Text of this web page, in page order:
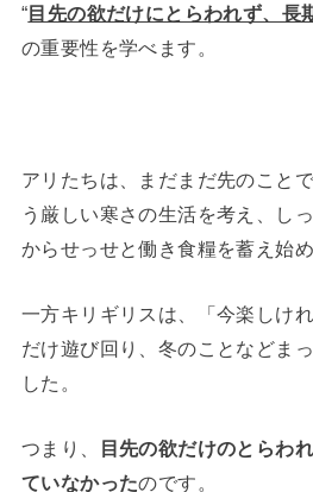
“目先の欲だけにとらわれず、長
の重要性を学べます。
アリたちは、まだまだ先のこと
う厳しい寒さの生活を考え、し
からせっせと働き食糧を蓄え始め
一方キリギリスは、「今楽しけ
だけ遊び回り、冬のことなどま
した。
つまり、
目先の欲だけのとらわ
ていなかったのです。